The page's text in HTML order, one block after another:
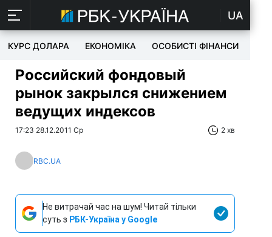
UA
КУРС ДОЛАРА ЕКОНОМІКА ОСОБИСТІ ФІНАНСИ
Российский фондовый
рынок закрылся снижением
ведущих индексов
17:23 28.12.2011 Ср 2 хв
RBC.UA
Не витрачай час на шум! Читай тільки
суть з РБК-Україна у Google